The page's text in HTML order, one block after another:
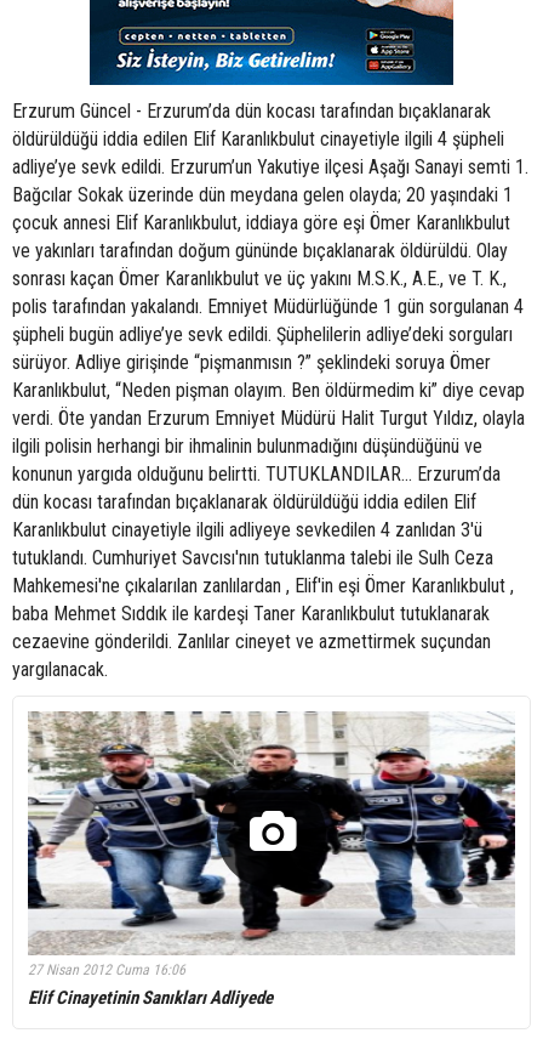
Erzurum Güncel - Erzurum’da dün kocası tarafından bıçaklanarak
öldürüldüğü iddia edilen Elif Karanlıkbulut cinayetiyle ilgili 4 şüpheli
adliye’ye sevk edildi. Erzurum’un Yakutiye ilçesi Aşağı Sanayi semti 1.
Bağcılar Sokak üzerinde dün meydana gelen olayda; 20 yaşındaki 1
çocuk annesi Elif Karanlıkbulut, iddiaya göre eşi Ömer Karanlıkbulut
ve yakınları tarafından doğum gününde bıçaklanarak öldürüldü. Olay
sonrası kaçan Ömer Karanlıkbulut ve üç yakını M.S.K., A.E., ve T. K.,
polis tarafından yakalandı. Emniyet Müdürlüğünde 1 gün sorgulanan 4
şüpheli bugün adliye’ye sevk edildi. Şüphelilerin adliye’deki sorguları
sürüyor. Adliye girişinde “pişmanmısın ?” şeklindeki soruya Ömer
Karanlıkbulut, “Neden pişman olayım. Ben öldürmedim ki” diye cevap
verdi. Öte yandan Erzurum Emniyet Müdürü Halit Turgut Yıldız, olayla
ilgili polisin herhangi bir ihmalinin bulunmadığını düşündüğünü ve
konunun yargıda olduğunu belirtti. TUTUKLANDILAR... Erzurum’da
dün kocası tarafından bıçaklanarak öldürüldüğü iddia edilen Elif
Karanlıkbulut cinayetiyle ilgili adliyeye sevkedilen 4 zanlıdan 3'ü
tutuklandı. Cumhuriyet Savcısı'nın tutuklanma talebi ile Sulh Ceza
Mahkemesi'ne çıkalarılan zanlılardan , Elif'in eşi Ömer Karanlıkbulut ,
baba Mehmet Sıddık ile kardeşi Taner Karanlıkbulut tutuklanarak
cezaevine gönderildi. Zanlılar cineyet ve azmettirmek suçundan
yargılanacak.
27 Nisan 2012 Cuma 16:06
Elif Cinayetinin Sanıkları Adliyede